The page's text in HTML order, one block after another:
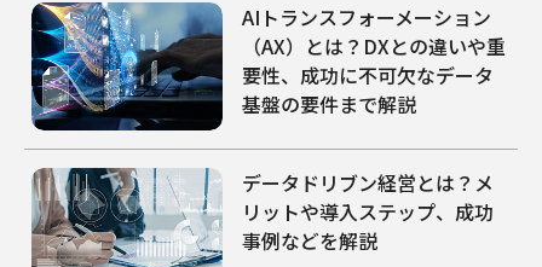
AIトランスフォーメーション
（AX）とは？DXとの違いや重
要性、成功に不可欠なデータ
基盤の要件まで解説
データドリブン経営とは？メ
リットや導入ステップ、成功
事例などを解説